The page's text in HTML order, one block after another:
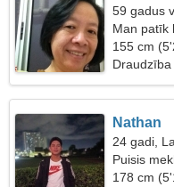
59 gadus
Man patīk
155 cm
Draudzība
Nathan
24 gadi,
Puisis
178 cm